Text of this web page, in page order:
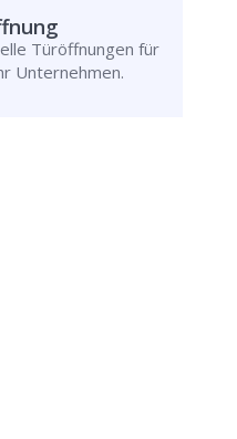
Türöffnungen für
Unternehmen.